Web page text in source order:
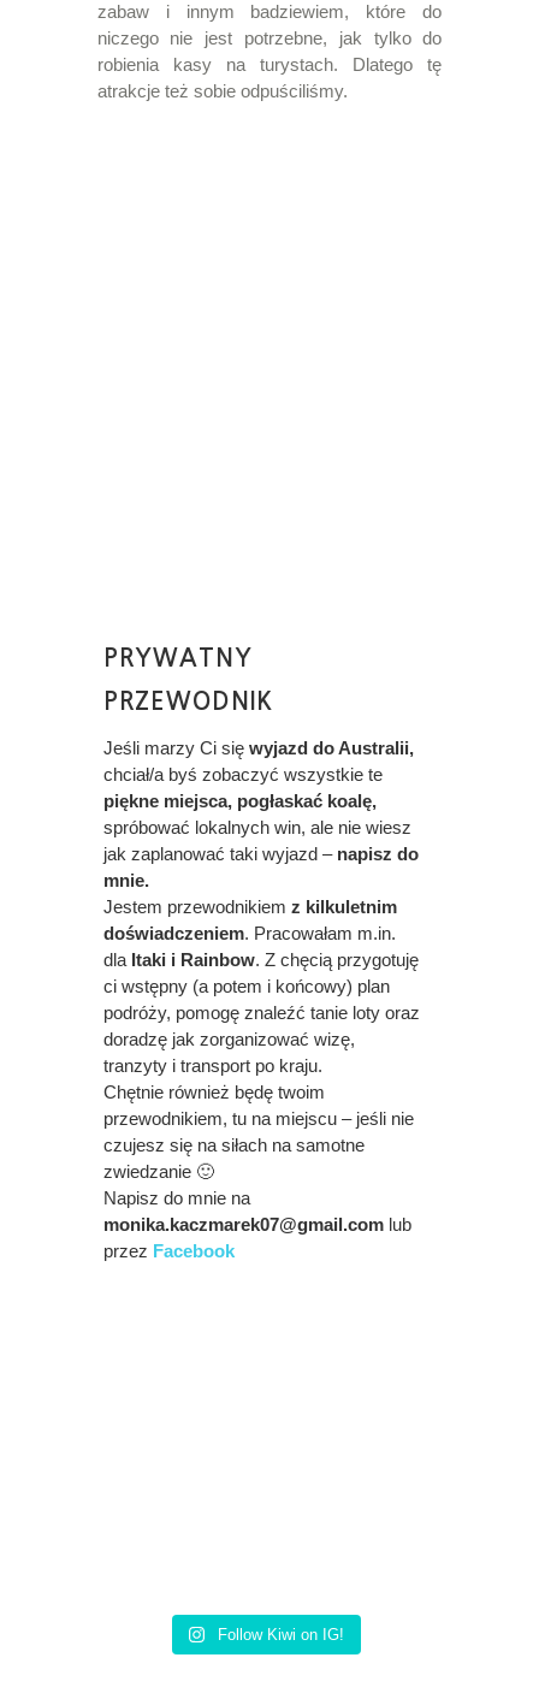
zabaw i innym badziewiem, które do
niczego nie jest potrzebne, jak tylko do
robienia kasy na turystach. Dlatego tę
atrakcje też sobie odpuściliśmy.
PRYWATNY
PRZEWODNIK
Jeśli marzy Ci sięwyjazd do Australii,
chciał/a byś zobaczyć wszystkie te
piękne miejsca, pogłaskać koalę,
spróbować lokalnych win, ale nie wiesz
jak zaplanować taki wyjazd – napisz do
mnie.
Jestem przewodnikiemz kilkuletnim
doświadczeniem. Pracowałam m.in.
dla Itaki i Rainbow. Z chęcią przygotuję
ci wstępny (a potem i końcowy) plan
podróży, pomogę znaleźć tanie loty oraz
doradzę jak zorganizować wizę,
tranzyty i transport po kraju.
Chętnie również będę twoim
przewodnikiem, tu na miejscu – jeśli nie
czujesz się na siłach na samotne
zwiedzanie 🙂
Napisz do mnie na
monika.kaczmarek07@gmail.com lub
przez Facebook
Follow Kiwi on IG!